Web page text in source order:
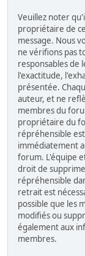
Veuillez noter
propriétaire de
message. Nous
ne vérifions pas
responsables de
l'exactitude,
présentée.
auteur, et ne
membres du
propriétaire du
répréhensible
immédiatement
forum. L'équipe
droit de
répréhensible
retrait est
possible que les
modifiés ou
également aux
membres.